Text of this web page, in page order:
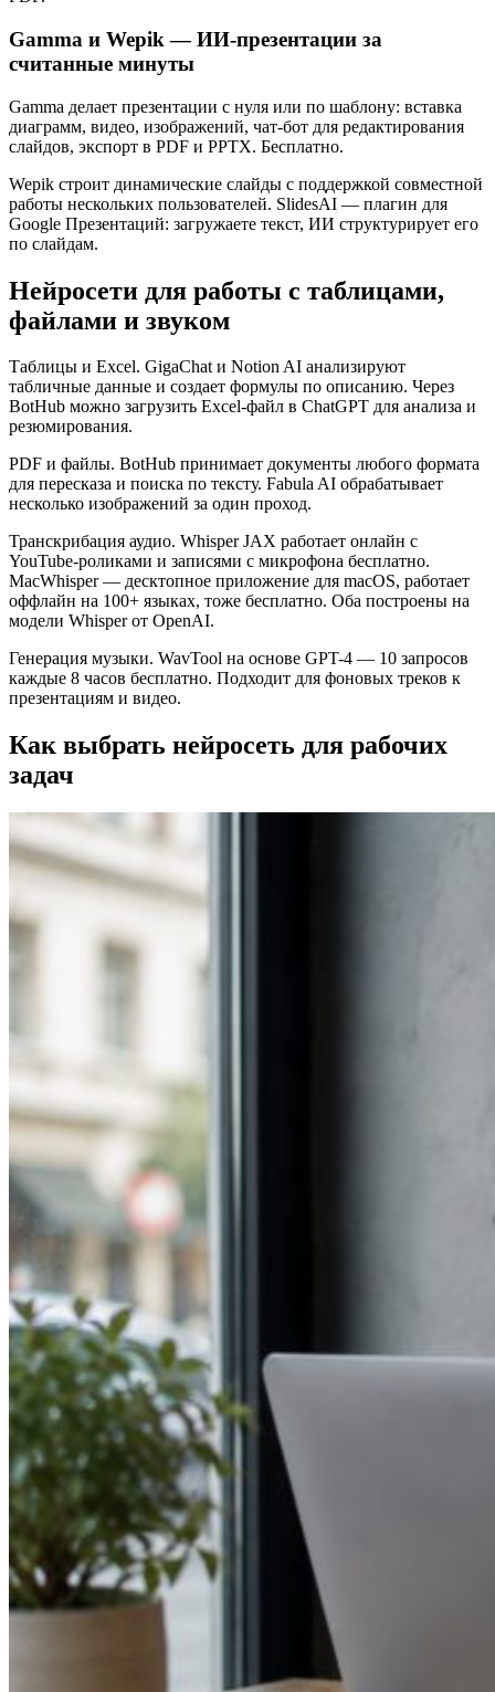
Gamma и Wepik — ИИ-презентации за
считанные минуты
Gamma делает презентации с нуля или по шаблону: вставка
диаграмм, видео, изображений, чат-бот для редактирования
слайдов, экспорт в PDF и PPTX. Бесплатно.
Wepik строит динамические слайды с поддержкой совместной
работы нескольких пользователей. SlidesAI — плагин для
Google Презентаций: загружаете текст, ИИ структурирует его
по слайдам.
Нейросети для работы с таблицами,
файлами и звуком
Таблицы и Excel. GigaChat и Notion AI анализируют
табличные данные и создает формулы по описанию. Через
BotHub можно загрузить Excel-файл в ChatGPT для анализа и
резюмирования.
PDF и файлы. BotHub принимает документы любого формата
для пересказа и поиска по тексту. Fabula AI обрабатывает
несколько изображений за один проход.
Транскрибация аудио. Whisper JAX работает онлайн с
YouTube-роликами и записями с микрофона бесплатно.
MacWhisper — десктопное приложение для macOS, работает
оффлайн на 100+ языках, тоже бесплатно. Оба построены на
модели Whisper от OpenAI.
Генерация музыки. WavTool на основе GPT-4 — 10 запросов
каждые 8 часов бесплатно. Подходит для фоновых треков к
презентациям и видео.
Как выбрать нейросеть для рабочих
задач